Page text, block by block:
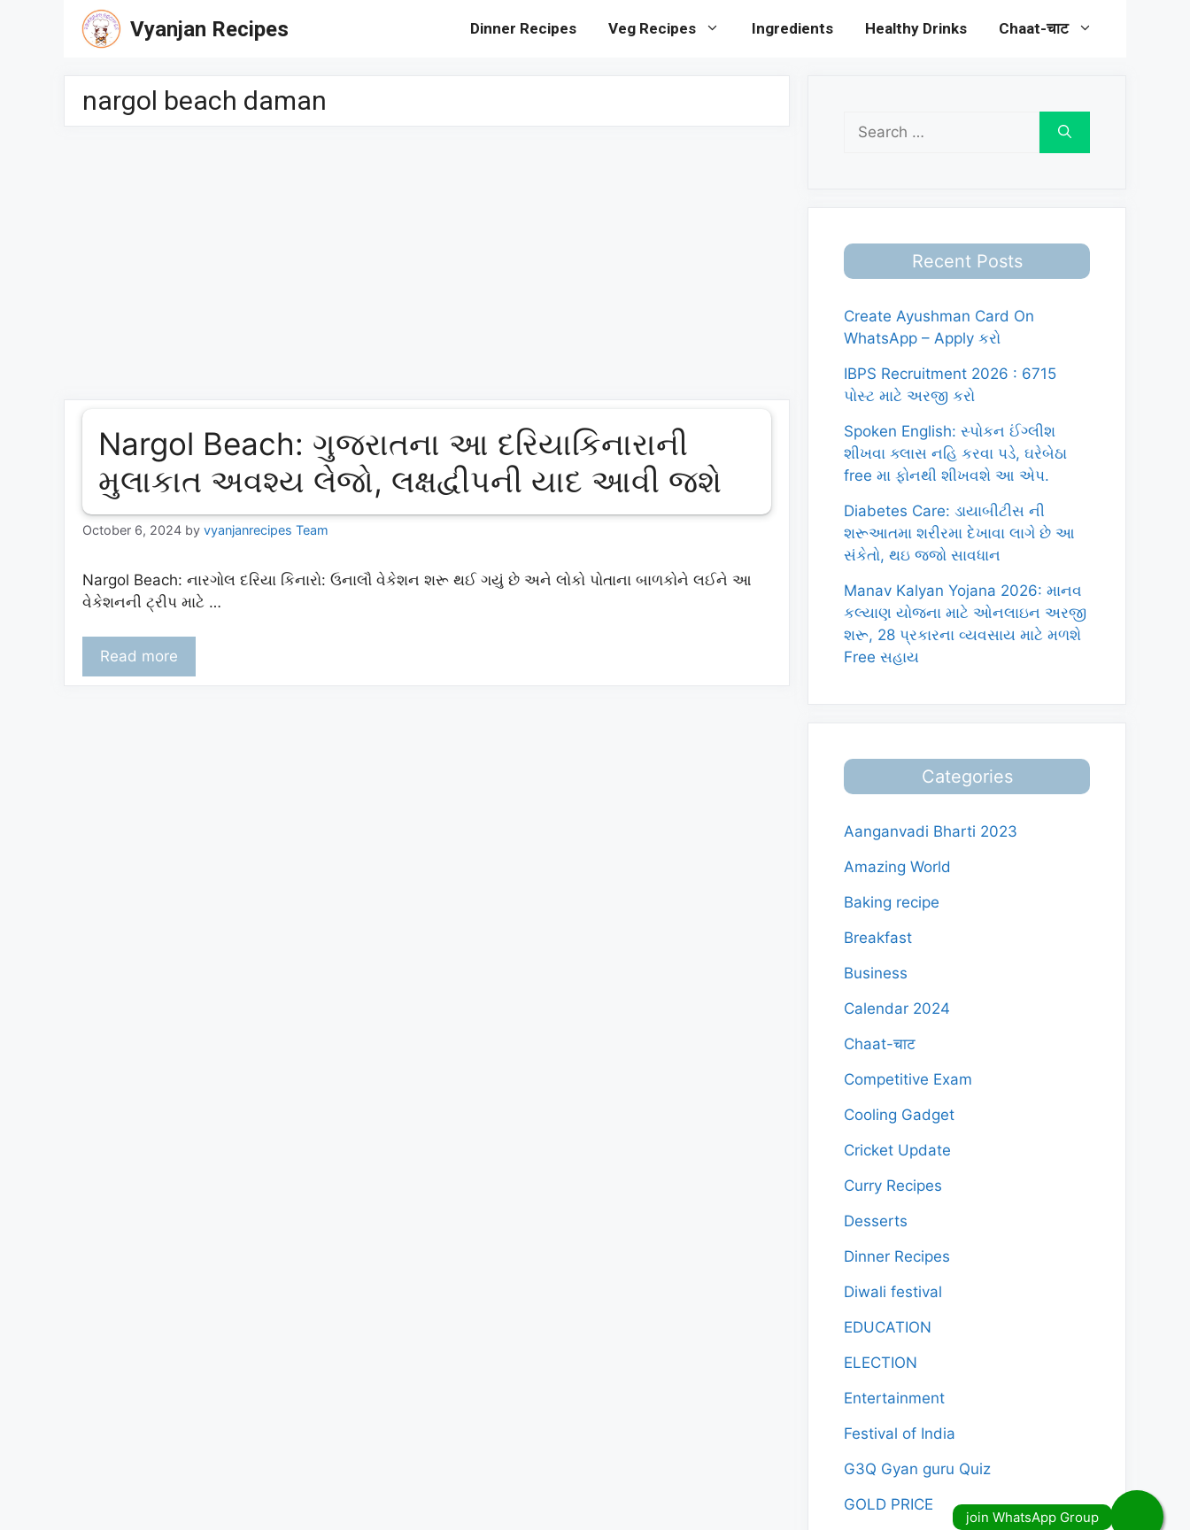
Vyanjan Recipes Dinner Recipes Veg Recipes Ingredients Healthy Drinks Chaat-चाट
nargol beach daman
Nargol Beach: ગુજરાતના આ દરિયાકિનારાની
મુલાકાત અવશ્ય લેજો, લક્ષદ્વીપની યાદ આવી જશે
October 6, 2024 by vyanjanrecipes Team
Nargol Beach: નારગોલ દરિયા કિનારો: ઉનાલૌ વેકેશન શરૂ થઈ ગયું છે અને લોકો પોતાના બાળકોને લઈને આ
વેકેશનની ટ્રીપ માટે …
Read more
Search
for:
Recent Posts
Create Ayushman Card On
WhatsApp – Apply કરો
IBPS Recruitment 2026 : 6715
પોસ્ટ માટે અરજી કરો
Spoken English: સ્પોકન ઈંગ્લીશ
શીખવા ક્લાસ નહિ કરવા પડે, ઘરેબેઠા
free મા ફોનથી શીખવશે આ એપ.
Diabetes Care: ડાયાબીટીસ ની
શરૂઆતમા શરીરમા દેખાવા લાગે છે આ
સંકેતો, થઇ જજો સાવધાન
Manav Kalyan Yojana 2026: માનવ
કલ્યાણ યોજના માટે ઓનલાઇન અરજી
શરૂ, 28 પ્રકારના વ્યવસાય માટે મળશે
Free સહાય
Categories
Aanganvadi Bharti 2023
Amazing World
Baking recipe
Breakfast
Business
Calendar 2024
Chaat-चाट
Competitive Exam
Cooling Gadget
Cricket Update
Curry Recipes
Desserts
Dinner Recipes
Diwali festival
EDUCATION
ELECTION
Entertainment
Festival of India
G3Q Gyan guru Quiz
GOLD PRICE